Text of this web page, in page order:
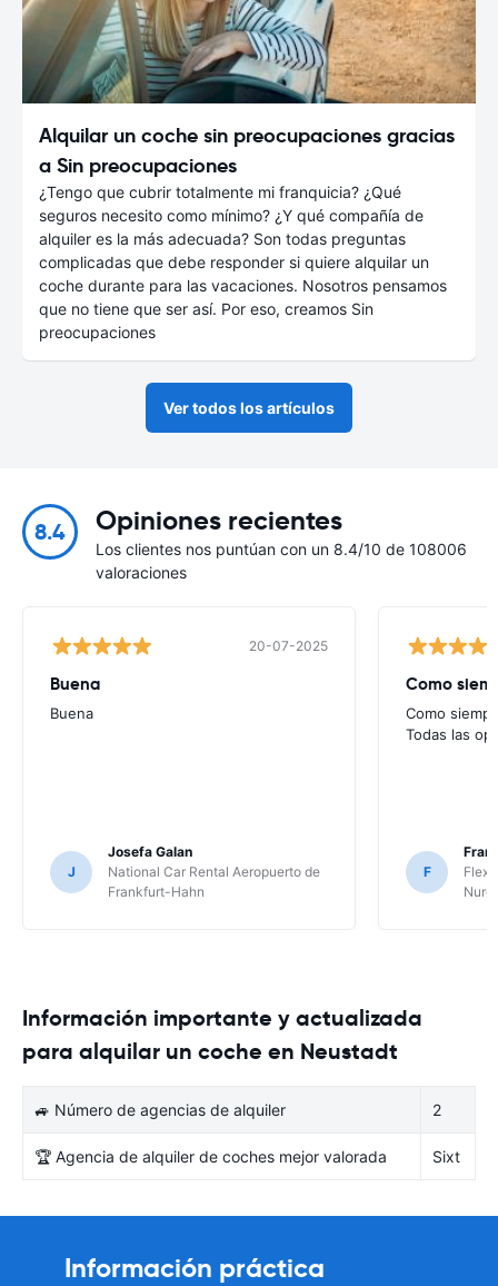
Alquilar un coche sin preocupaciones gracias
a Sin preocupaciones
¿Tengo que cubrir totalmente mi franquicia? ¿Qué
seguros necesito como mínimo? ¿Y qué compañía de
alquiler es la más adecuada? Son todas preguntas
complicadas que debe responder si quiere alquilar un
coche durante para las vacaciones. Nosotros pensamos
que no tiene que ser así. Por eso, creamos Sin
preocupaciones
Ver todos los artículos
8.4 Opiniones recientes
Los clientes nos puntúan con un 8.4/10 de 108006
valoraciones
20-07-2025
Buena
Buena
J
Josefa Galan
National Car Rental Aeropuerto de
Frankfurt-Hahn
Como
Como
Todas las
F
Flex
Información importante y actualizada
para alquilar un coche en Neustadt
🚙 Número de agencias de alquiler 2
🏆 Agencia de alquiler de coches mejor valorada Sixt
Información práctica